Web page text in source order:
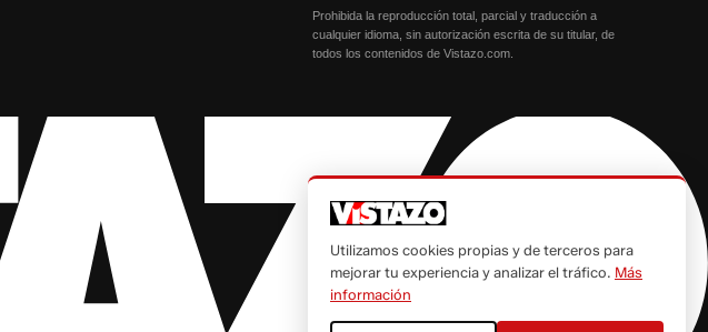
Prohibida la reproducción total, parcial y traducción a
cualquier idioma, sin autorización escrita de su titular, de
todos los contenidos de Vistazo.com.
Utilizamos cookies propias y de terceros para
mejorar tu experiencia y analizar el tráfico. Más
información